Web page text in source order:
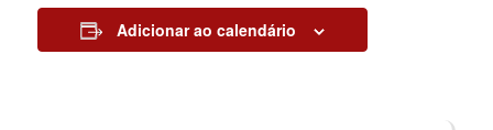
Adicionar ao calendário